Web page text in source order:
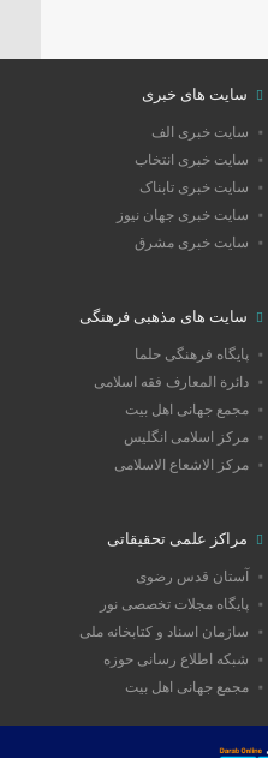
سایت های خبری
سایت خبری الف
سایت خبری انتخاب
سایت خبری تابناک
سایت خبری جهان نیوز
سایت خبری مشرق
سایت های مذهبی فرهنگی
پایگاه فرهنگی حلما
دائرة المعارف فقه اسلامی
مجمع جهانی اهل بیت
مرکز اسلامی انگلیس
مرکز الاشعاع الاسلامی
مراکز علمی تحقیقاتی
آستان قدس رضوی
پایگاه مجلات تخصصی نور
سازمان اسناد و کتابخانه ملی
شبکه اطلاع رسانی حوزه
مجمع جهانی اهل بیت